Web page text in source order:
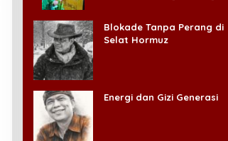
Blokade Tanpa Perang di
Selat Hormuz
Energi dan Gizi Generasi